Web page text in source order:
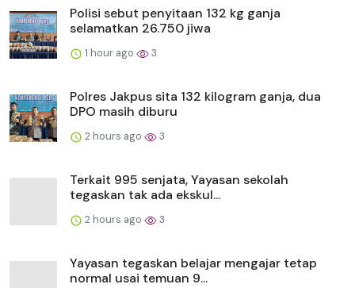
Polisi sebut penyitaan 132 kg ganja
selamatkan 26.750 jiwa
1 hour ago 3
Polres Jakpus sita 132 kilogram ganja, dua
DPO masih diburu
2 hours ago 3
Terkait 995 senjata, Yayasan sekolah
tegaskan tak ada ekskul...
2 hours ago 3
Yayasan tegaskan belajar mengajar tetap
normal usai temuan 9...